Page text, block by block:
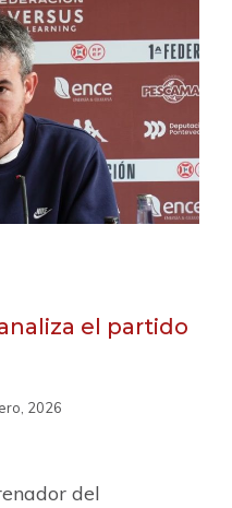
el partido
2026
del